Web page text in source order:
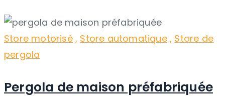
Store motorisé, Store automatique, Store de
pergola
Pergola de maison préfabriquée